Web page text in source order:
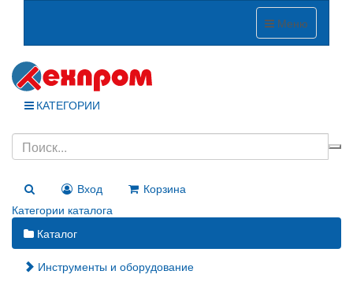
Меню
КАТЕГОРИИ
Вход
Корзина
Категории каталога
Каталог
Инструменты и оборудование